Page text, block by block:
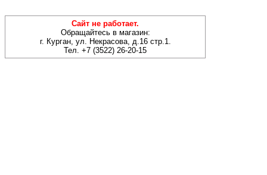
Сайт не работает.
Обращайтесь в магазин:
г. Курган, ул. Некрасова, д.16 стр.1.
Тел. +7 (3522) 26-20-15